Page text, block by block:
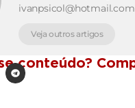
ivanpsicol@hotmail.com
Veja outros artigos
conteúdo?